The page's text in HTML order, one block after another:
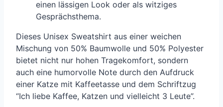
einen lässigen Look oder als witziges
Gesprächsthema.
Dieses Unisex Sweatshirt aus einer weichen
Mischung von 50% Baumwolle und 50% Polyester
bietet nicht nur hohen Tragekomfort, sondern
auch eine humorvolle Note durch den Aufdruck
einer Katze mit Kaffeetasse und dem Schriftzug
“Ich liebe Kaffee, Katzen und vielleicht 3 Leute”.